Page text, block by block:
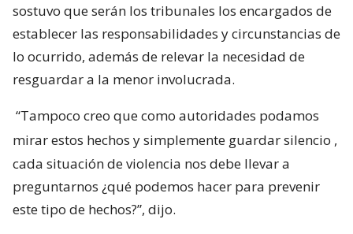
sostuvo que serán los tribunales los encargados de
establecer las responsabilidades y circunstancias de
lo ocurrido, además de relevar la necesidad de
resguardar a la menor involucrada.
“Tampoco creo que como autoridades podamos
mirar estos hechos y simplemente guardar silencio ,
cada situación de violencia nos debe llevar a
preguntarnos ¿qué podemos hacer para prevenir
este tipo de hechos?”, dijo.